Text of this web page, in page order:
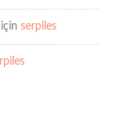
için serpiles